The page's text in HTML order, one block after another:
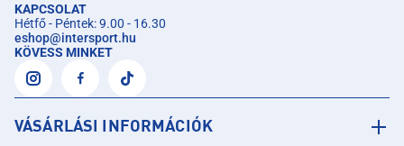
KAPCSOLAT
Hétfő - Péntek: 9.00 - 16.30
eshop@intersport.hu
KÖVESS MINKET
VÁSÁRLÁSI INFORMÁCIÓK